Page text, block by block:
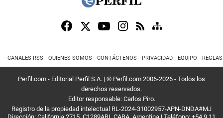
CANALES RSS QUIENES SOMOS CONTÁCTENOS PRIVACIDAD EQUIPO
Perfil.com - Editorial Perfil S.A. | © Perfil.com 2006-2026 - Todos los
derechos reservados.
Editor responsable: Carlos Piro.
Registro de la propiedad intelectual RL-2024-31002957-APN-DNDA#MJ